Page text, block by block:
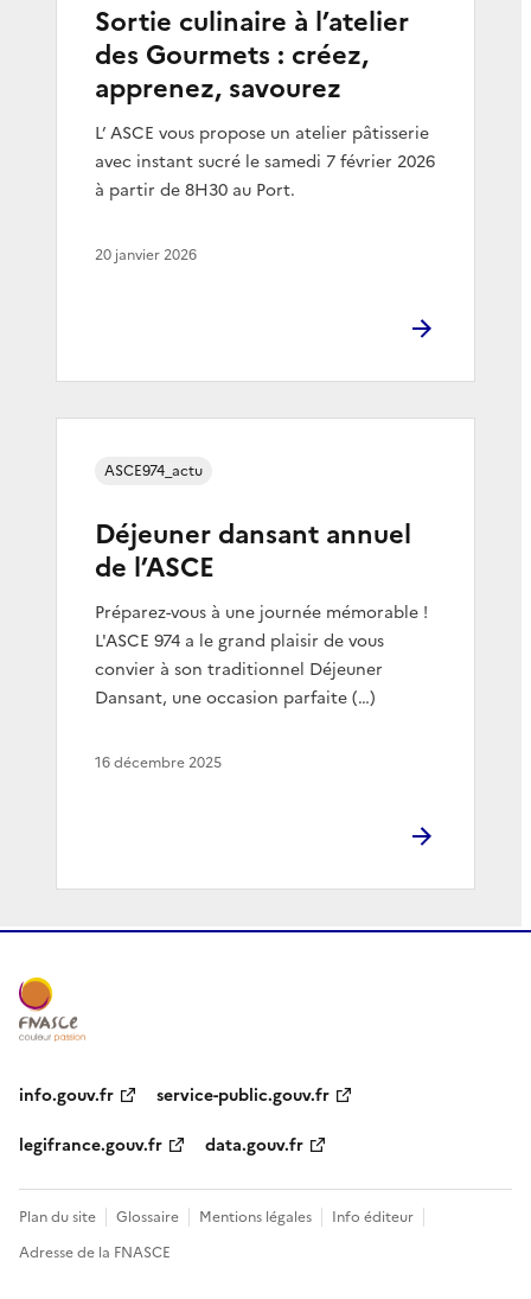
Sortie culinaire à l’atelier
des Gourmets : créez,
apprenez, savourez
L’ ASCE vous propose un atelier pâtisserie
avec instant sucré le samedi 7 février 2026
à partir de 8H30 au Port.
20 janvier 2026
Déjeuner dansant annuel
de l’ASCE
​Préparez-vous à une journée mémorable !
L'ASCE 974 a le grand plaisir de vous
convier à son traditionnel Déjeuner
Dansant, une occasion parfaite (…)
ASCE974_actu
16 décembre 2025
info.gouv.fr
service-public.gouv.fr
legifrance.gouv.fr
data.gouv.fr
Plan du site Glossaire Mentions légales
Info éditeur
Adresse de la FNASCE